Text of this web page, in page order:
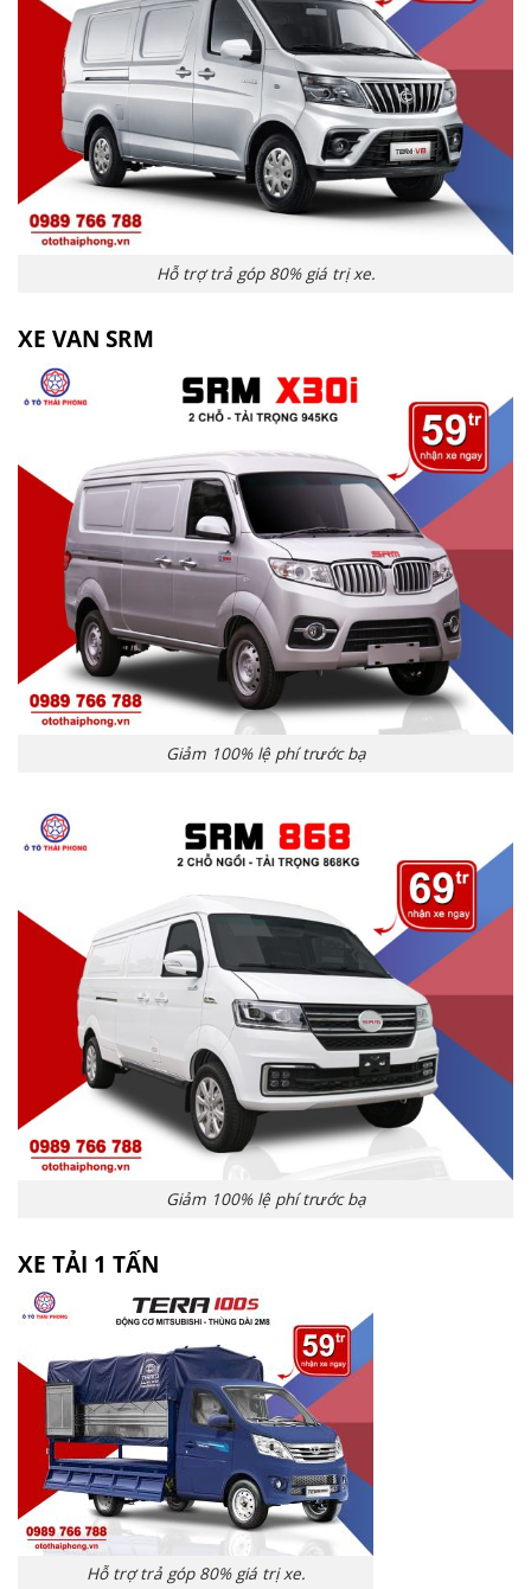
Hỗ trợ trả góp 80% giá trị xe.
XE VAN SRM
Giảm 100% lệ phí trước bạ
Giảm 100% lệ phí trước bạ
XE TẢI 1 TẤN
Hỗ trợ trả góp 80% giá trị xe.